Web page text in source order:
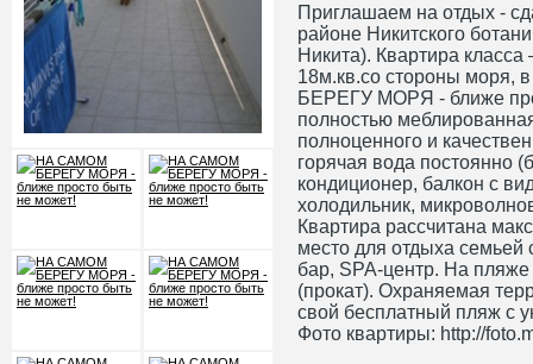
Приглашаем на отдых -
районе Никитского
Никита). Квартира
18м.кв.со стороны
БЕРЕГУ МОРЯ - ближе
полностью
полноценного и
горячая вода постоянно
кондиционер, балкон с
холодильник,
Квартира рассчитана
место для отдыха семьей
бар, SPA-центр. На
(прокат). Охраняемая
свой бесплатный пляж с
Фото квартиры: http://